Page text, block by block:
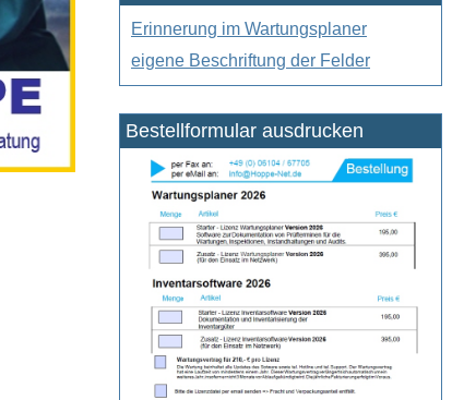
Erinnerung im Wartungsplaner
eigene Beschriftung der Felder
Bestellformular ausdrucken